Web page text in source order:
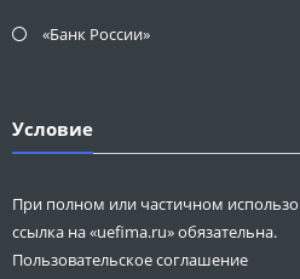
«Банк России»
Условие
При полном или частичном
ссылка на «uefima.ru» обязательна.
Пользовательское соглашение